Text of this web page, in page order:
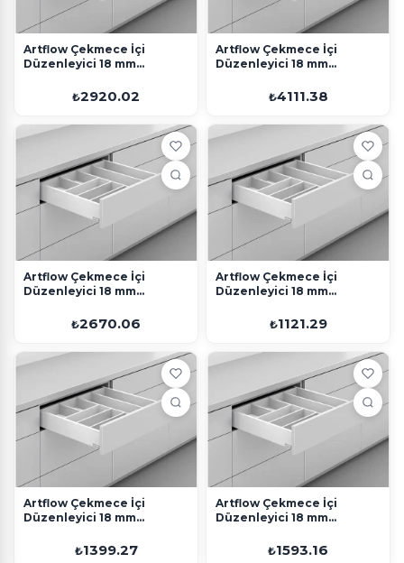
Artflow Çekmece İçi
Düzenleyici 18 mm
₺2920.02
Artflow Çekmece İçi
Düzenleyici 18 mm
₺4111.38
Artflow Çekmece İçi
Düzenleyici 18 mm
₺2670.06
Artflow Çekmece İçi
Düzenleyici 18 mm
₺1121.29
Artflow Çekmece İçi
Düzenleyici 18 mm
₺1399.27
Artflow Çekmece İçi
Düzenleyici 18 mm
₺1593.16